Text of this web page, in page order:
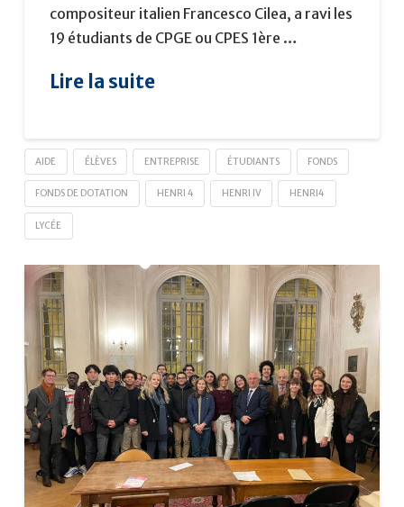
compositeur italien Francesco Cilea, a ravi les
19 étudiants de CPGE ou CPES 1ère …
Lire la suite
AIDE ÉLÈVES ENTREPRISE ÉTUDIANTS FONDS
FONDS DE DOTATION HENRI 4 HENRI IV HENRI4
LYCÉE